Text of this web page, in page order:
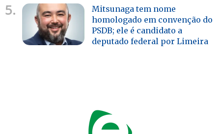
5.
Mitsunaga tem nome
homologado em convenção do
PSDB; ele é candidato a
deputado federal por Limeira